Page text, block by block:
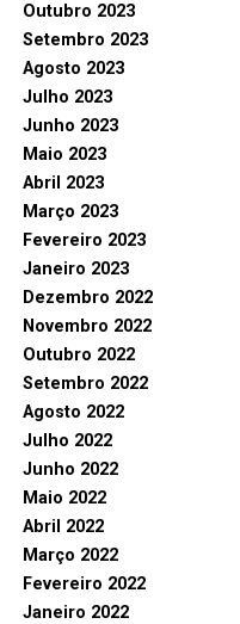
Outubro 2023
Setembro 2023
Agosto 2023
Julho 2023
Junho 2023
Maio 2023
Abril 2023
Março 2023
Fevereiro 2023
Janeiro 2023
Dezembro 2022
Novembro 2022
Outubro 2022
Setembro 2022
Agosto 2022
Julho 2022
Junho 2022
Maio 2022
Abril 2022
Março 2022
Fevereiro 2022
Janeiro 2022